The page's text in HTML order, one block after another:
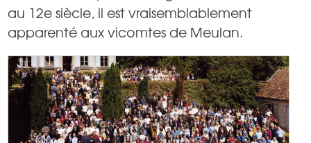
au 12e siècle, il est vraisemblablement
apparenté aux vicomtes de Meulan.